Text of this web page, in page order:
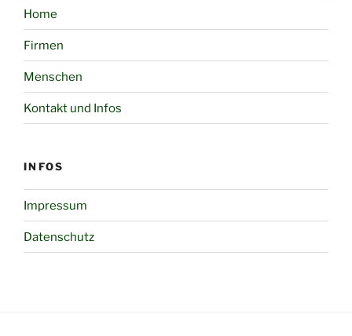
Home
Firmen
Menschen
Kontakt und Infos
INFOS
Impressum
Datenschutz